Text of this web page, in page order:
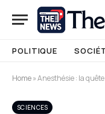
POLITIQUE
Home»Anesthésie : la quête
SCIENCES